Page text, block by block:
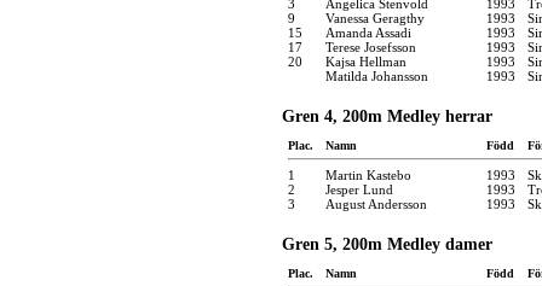
3
Angelica Stenvold 1993
9
Vanessa Geragthy 1993
15
Amanda Assadi 1993
17
Terese Josefsson 1993
20
Kajsa Hellman 1993
Matilda Johansson
1993
Gren 4, 200m Medley herrar
Plac. Namn Född
1 Martin Kastebo 1993
2
Jesper Lund 1993
3
August Andersson 1993
Gren 5, 200m Medley damer
Plac. Namn Född